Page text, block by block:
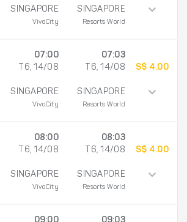
SINGAPORE
VivoCity
SINGAPORE
Resorts World
07:00
T6, 14/08
SINGAPORE
VivoCity
07:03
T6, 14/08
SINGAPORE
Resorts World
S$ 4.00
08:00
T6, 14/08
SINGAPORE
VivoCity
08:03
T6, 14/08
SINGAPORE
Resorts World
S$ 4.00